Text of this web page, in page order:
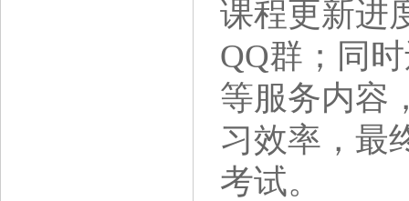
课程更新进
QQ群；同
等服务内容
习效率，最
考试。